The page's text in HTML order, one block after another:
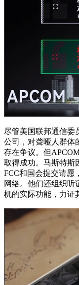
尽管美国联邦通信委
公司，对聋哑人群体
存在争议。但
取得成功。马斯特斯
FCC和国会提交请愿
网络。他们还组织听
机的实际功能，力证